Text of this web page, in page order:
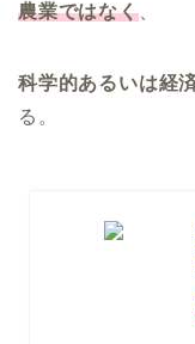
農業ではなく、
科学的あるいは経
る。